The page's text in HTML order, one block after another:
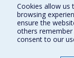
Find us
Site map
Accessibility
Cookies allow us
browsing
ensure the
others remember
consent to our